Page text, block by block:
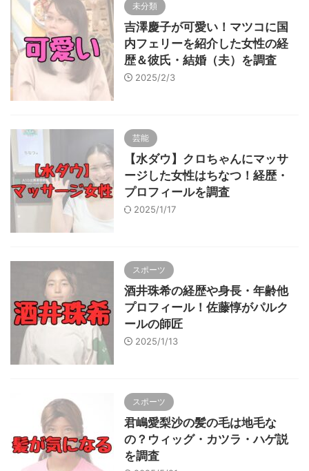
未分類
吉澤慶子が可愛い！マツコに国
内フェリーを紹介した女性の経
歴＆彼氏・結婚（夫）を調査
2025/2/3
芸能
【水ダウ】クロちゃんにマッサ
ージした女性はちなつ！経歴・
プロフィールを調査
2025/1/17
スポーツ
酒井珠希の経歴や身長・年齢他
プロフィール！佐藤惇がパルク
ールの師匠
2025/1/13
スポーツ
君嶋愛梨沙の髪の毛は地毛な
の？ウィッグ・カツラ・ハゲ説
を調査